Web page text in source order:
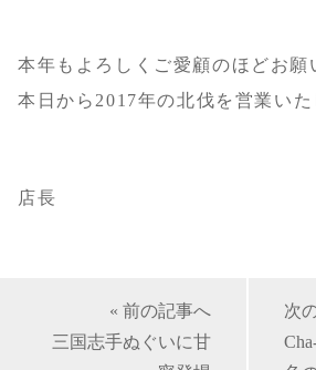
本年もよろしくご愛顧のほどお願
本日から2017年の北伐を営業いた
店長
« 前の記事へ
三国志手ぬぐいに甘
次